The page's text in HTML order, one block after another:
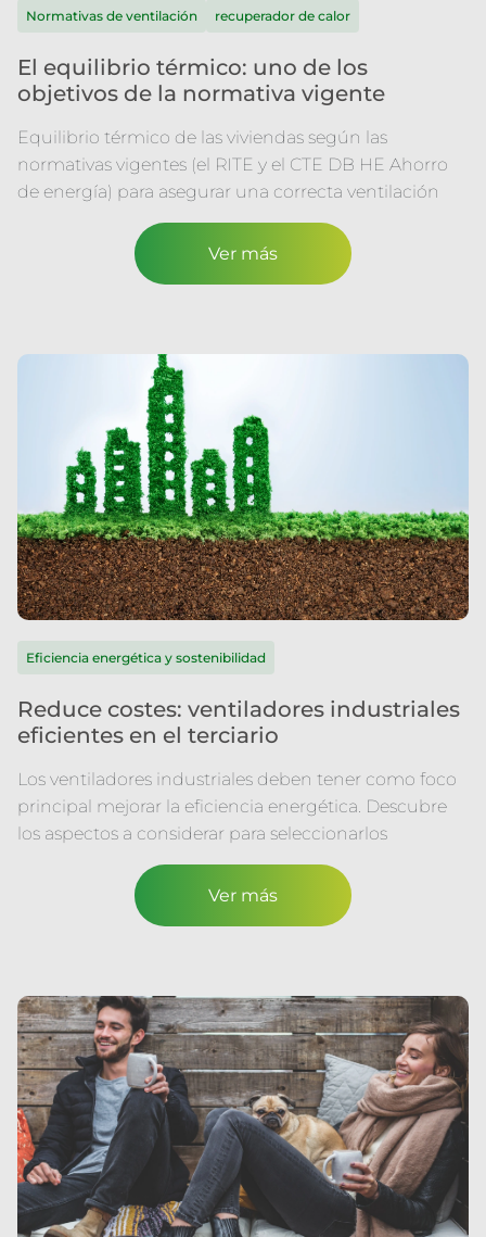
Normativas de ventilación recuperador de calor
El equilibrio térmico: uno de los
objetivos de la normativa vigente
Equilibrio térmico de las viviendas según las
normativas vigentes (el RITE y el CTE DB HE Ahorro
de energía) para asegurar una correcta ventilación
Ver más
Eficiencia energética y sostenibilidad
Reduce costes: ventiladores industriales
eficientes en el terciario
Los ventiladores industriales deben tener como foco
principal mejorar la eficiencia energética. Descubre
los aspectos a considerar para seleccionarlos
Ver más